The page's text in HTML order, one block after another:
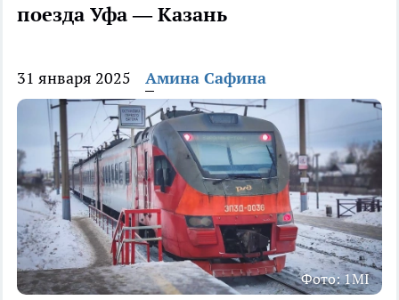
поезда Уфа — Казань
31 января 2025 Амина Сафина
Фото: 1MI